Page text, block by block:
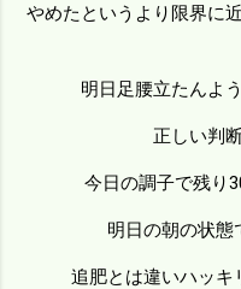
やめたというより限界に
明日足腰立たんよ
正しい判
今日の調子で残り
明日の朝の状態
追肥とは違いハッキ